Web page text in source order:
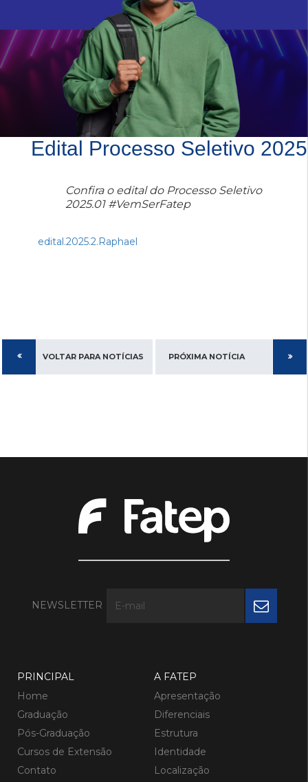
Edital Processo Seletivo 2025
Confira o edital do Processo Seletivo
2025.01 #VemSerFatep
edital.2025.2.Raphael
VOLTAR PARA NOTÍCIAS PRÓXIMA NOTÍCIA
NEWSLETTER
PRINCIPAL
Home
Graduação
Pós-Graduação
Cursos de Extensão
Contato
A FATEP
Apresentação
Diferenciais
Estrutura
Identidade
Localização